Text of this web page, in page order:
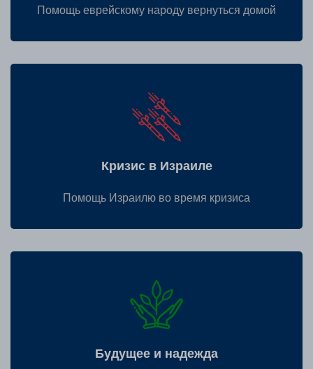
Помощь еврейскому народу вернуться домой
Кризис в Израиле
Помощь Израилю во время кризиса
Будущее и надежда